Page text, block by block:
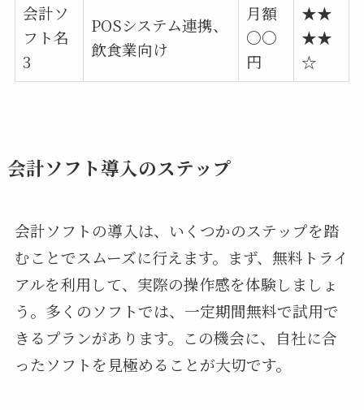
会計ソ
フト名
3
POSシステム連携、
飲食業向け
月額
〇〇
円
★★
★★
☆
会計ソフト導入のステップ
会計ソフトの導入は、いくつかのステップを踏
むことでスムーズに行えます。まず、無料トライ
アルを利用して、実際の操作感を体験しましょ
う。多くのソフトでは、一定期間無料で試用で
きるプランがあります。この機会に、自社に合
ったソフトを見極めることが大切です。